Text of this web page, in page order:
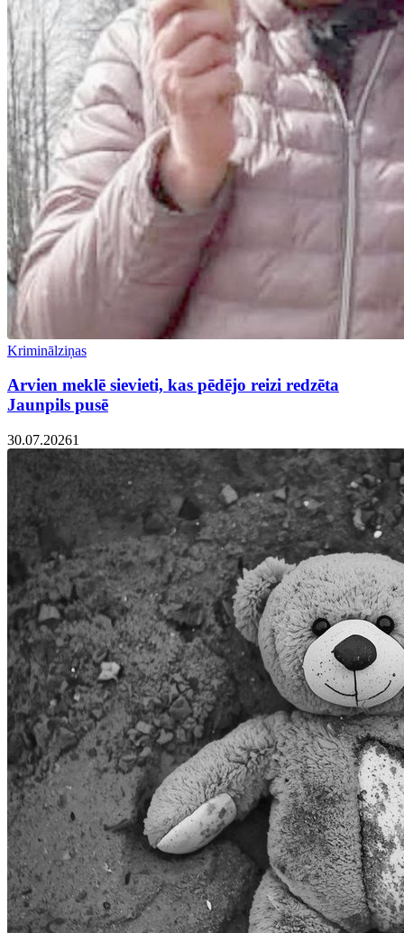
Kriminālziņas
Arvien meklē sievieti, kas pēdējo reizi redzēta
Jaunpils pusē
30.07.20261